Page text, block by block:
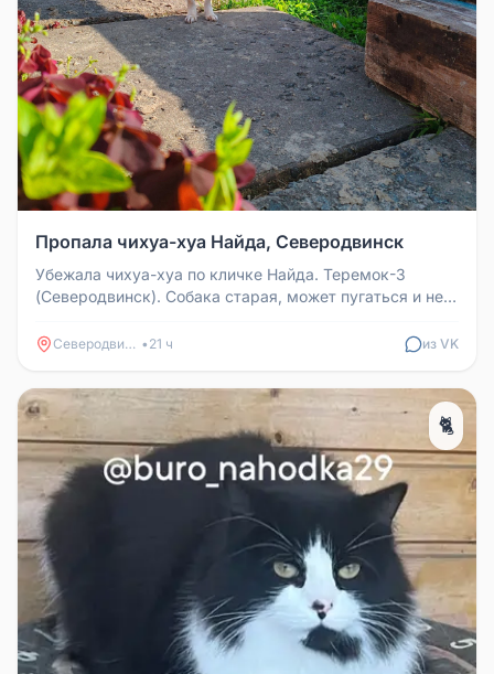
Пропала чихуа-хуа Найда, Северодвинск
Убежала чихуа-хуа по кличке Найда. Теремок-3
(Северодвинск). Собака старая, может пугаться и не
Северодвинск • 21 ч из VK
🐈